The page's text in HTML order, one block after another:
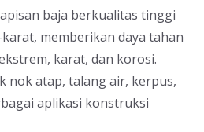
baja berkualitas tinggi
memberikan daya tahan
karat, dan korosi.
nok atap, talang air, kerpus,
aplikasi konstruksi